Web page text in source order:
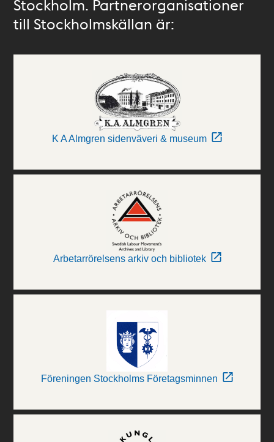
Stockholm. Partnerorganisationer
till Stockholmskällan är:
K A Almgren sidenväveri & museum
Arbetarrörelsens arkiv och bibliotek
Föreningen Stockholms Företagsminnen